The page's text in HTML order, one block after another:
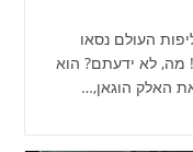
העולם נסאו
1990 "זאוס" כאן! מה, לא ידעתם? הוא
האלק הוגאן,…